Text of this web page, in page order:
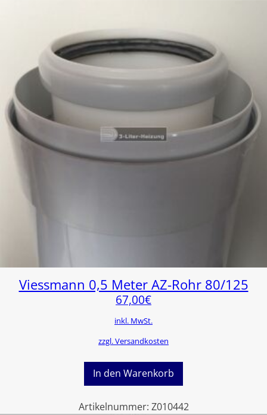
Viessmann 0,5 Meter AZ-Rohr 80/125
67,00€
inkl. MwSt.
zzgl. Versandkosten
In den Warenkorb
Artikelnummer: Z010442